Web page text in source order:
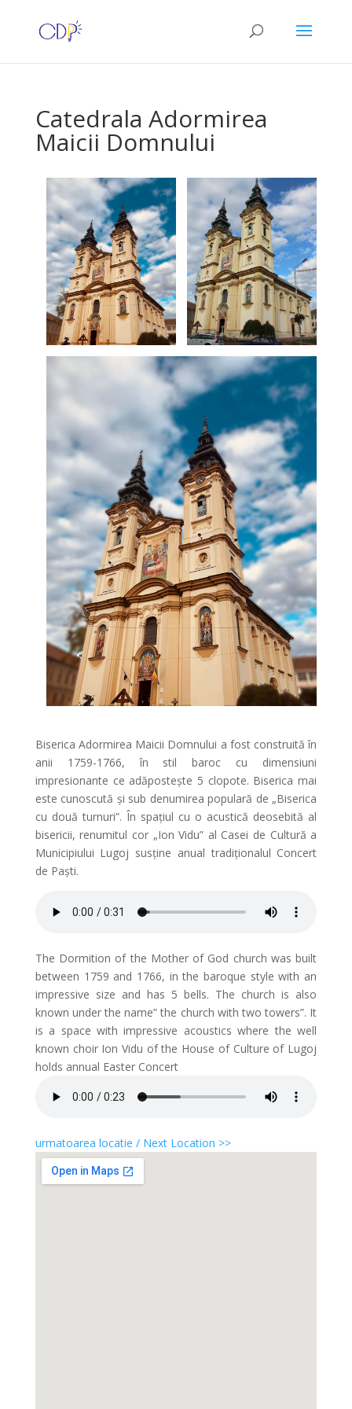
Catedrala Adormirea
Maicii Domnului
Biserica Adormirea Maicii Domnului a fost construită în
anii 1759-1766, în stil baroc cu dimensiuni
impresionante ce adăpostește 5 clopote. Biserica mai
este cunoscută și sub denumirea populară de „Biserica
cu două turnuri”. În spațiul cu o acustică deosebită al
bisericii, renumitul cor „Ion Vidu” al Casei de Cultură a
Municipiului Lugoj susține anual tradiționalul Concert
de Paști.
The Dormition of the Mother of God church was built
between 1759 and 1766, in the baroque style with an
impressive size and has 5 bells. The church is also
known under the name” the church with two towers”. It
is a space with impressive acoustics where the well
known choir Ion Vidu of the House of Culture of Lugoj
holds annual Easter Concert
urmatoarea locatie / Next Location >>